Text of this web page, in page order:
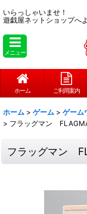
いらっしゃいませ！
遊戯屋ネットショップへ
メニュー
ホーム ご利用案内
ホーム > ゲーム > ゲーム
> フラッグマン
フラッグマン